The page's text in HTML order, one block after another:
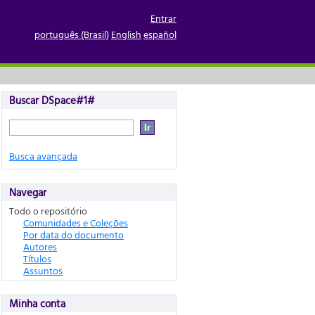
Entrar
português (Brasil)Englishespañol
Buscar DSpace#1#
Busca avançada
Navegar
Todo o repositório
Comunidades e Coleções
Por data do documento
Autores
Títulos
Assuntos
Minha conta